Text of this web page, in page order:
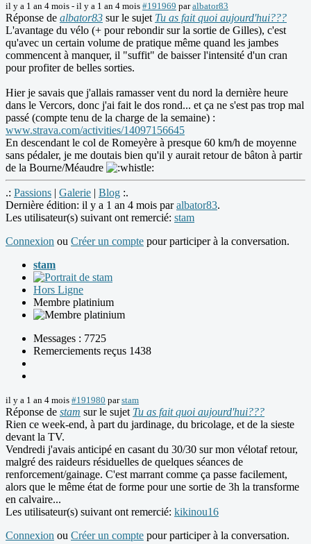
il y a 1 an 4 mois - il y a 1 an 4 mois #191969 paralbator83
Réponse de albator83 sur le sujet Tu as fait quoi aujourd'hui???
L'avantage du vélo (+ pour rebondir sur la sortie de Gilles), c'est
qu'avec un certain volume de pratique même quand les jambes
commencent à manquer, il "suffit" de baisser l'intensité d'un cran
pour profiter de belles sorties.
Hier je savais que j'allais ramasser vent du nord la dernière heure
dans le Vercors, donc j'ai fait le dos rond... et ça ne s'est pas trop mal
passé (compte tenu de la charge de la semaine) :
www.strava.com/activities/14097156645
En descendant le col de Romeyère à presque 60 km/h de moyenne
sans pédaler, je me doutais bien qu'il y aurait retour de bâton à partir
de la Bourne/Méaudre
.: Passions | Galerie | Blog :.
Dernière édition: il y a 1 an 4 mois paralbator83.
Les utilisateur(s) suivant ont remercié: stam
Connexion ou Créer un compte pour participer à la conversation.
stam
Hors Ligne
Membre platinium
Messages : 7725
Remerciements reçus 1438
il y a 1 an 4 mois #191980 parstam
Réponse de stam sur le sujet Tu as fait quoi aujourd'hui???
Rien ce week-end, à part du jardinage, du bricolage, et de la sieste
devant la TV.
Vendredi j'avais anticipé en casant du 30/30 sur mon vélotaf retour,
malgré des raideurs résiduelles de quelques séances de
renforcement/gainage. C'est marrant comme ça passe facilement,
alors que le même état de forme pour une sortie de 3h la transforme
en calvaire...
Les utilisateur(s) suivant ont remercié: kikinou16
Connexion ou Créer un compte pour participer à la conversation.